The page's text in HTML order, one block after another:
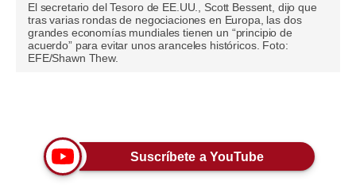
Blogs
Tendencias
Moda
Estilos
El secretario del Tesoro de EE.UU., Scott Bessent, dijo que
tras varias rondas de negociaciones en Europa, las dos
grandes economías mundiales tienen un “principio de
acuerdo” para evitar unos aranceles históricos. Foto:
EFE/Shawn Thew.
Suscríbete a YouTube